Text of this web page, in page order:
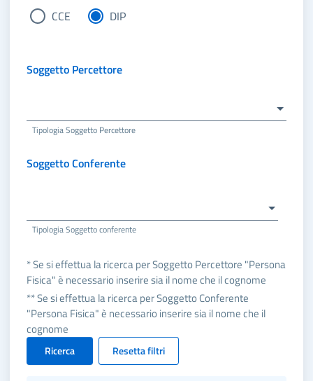
CCE DIP
Soggetto Percettore
Tipologia Soggetto Percettore
Soggetto Conferente
Tipologia Soggetto conferente
* Se si effettua la ricerca per Soggetto Percettore "Persona
Fisica" è necessario inserire sia il nome che il cognome
** Se si effettua la ricerca per Soggetto Conferente
"Persona Fisica" è necessario inserire sia il nome che il
cognome
Ricerca Resetta filtri